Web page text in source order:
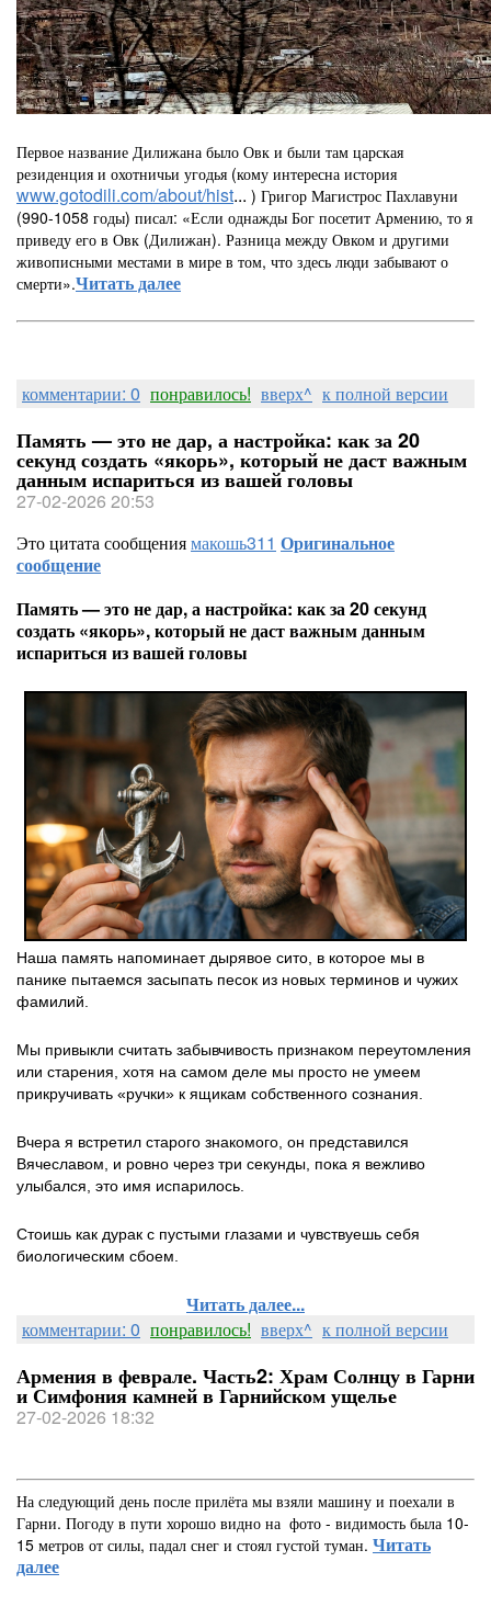
Первое название Дилижана было Овк и были там царская
резиденция и охотничьи угодья (кому интересна история
www.gotodili.com/about/hist... ) Григор Магистрос Пахлавуни
(990-1058 годы) писал: «Если однажды Бог посетит Армению, то я
приведу его в Овк (Дилижан). Разница между Овком и другими
живописными местами в мире в том, что здесь люди забывают о
смерти».Читать далее
комментарии: 0 понравилось! вверх^ к полной версии
Память — это не дар, а настройка: как за 20
секунд создать «якорь», который не даст важным
данным испариться из вашей головы
27-02-2026 20:53
Это цитата сообщениямакошь311 Оригинальное
сообщение
Память — это не дар, а настройка: как за 20 секунд
создать «якорь», который не даст важным данным
испариться из вашей головы
Наша память напоминает дырявое сито, в которое мы в
панике пытаемся засыпать песок из новых терминов и чужих
фамилий.
Мы привыкли считать забывчивость признаком переутомления
или старения, хотя на самом деле мы просто не умеем
прикручивать «ручки» к ящикам собственного сознания.
Вчера я встретил старого знакомого, он представился
Вячеславом, и ровно через три секунды, пока я вежливо
улыбался, это имя испарилось.
Стоишь как дурак с пустыми глазами и чувствуешь себя
биологическим сбоем.
Читать далее...
комментарии: 0 понравилось! вверх^ к полной версии
Армения в феврале. Часть2: Храм Солнцу в Гарни
и Симфония камней в Гарнийском ущелье
27-02-2026 18:32
На следующий день после прилёта мы взяли машину и поехали в
Гарни. Погоду в пути хорошо видно на фото - видимость была 10-
15 метров от силы, падал снег и стоял густой туман. Читать
далее